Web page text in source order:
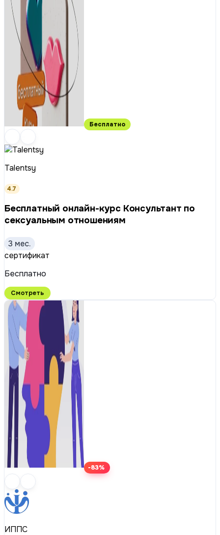
Бесплатно
Talentsy
4.7
Бесплатный онлайн-курс Консультант по
сексуальным отношениям
3 мес.
сертификат
Бесплатно
Смотреть
-83%
ИППС